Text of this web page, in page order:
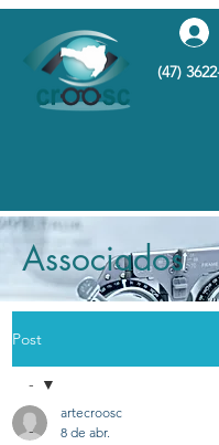
(47)
Associados
Post
-
-
artecroosc
8 de abr.